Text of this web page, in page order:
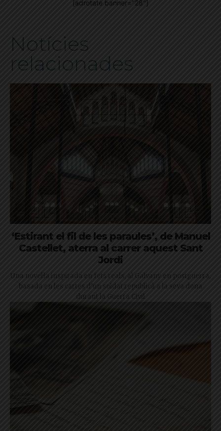
[adrotate banner="28"]
Notícies
relacionades
‘Estirant el fil de les paraules’, de Manuel
Castellet, aterra al carrer aquest Sant
Jordi
Una novel·la inspirada en fets reals, al Galvany en postguerra,
basada en les cartes d’un soldat republicà a la seva dona
durant la Guerra Civil